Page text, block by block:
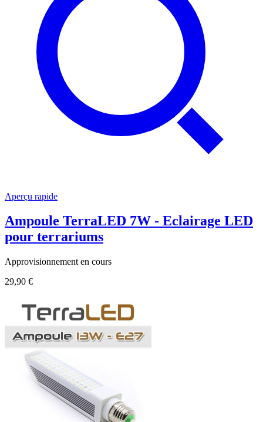
Aperçu rapide
Ampoule TerraLED 7W - Eclairage LED
pour terrariums
Approvisionnement en cours
29,90 €